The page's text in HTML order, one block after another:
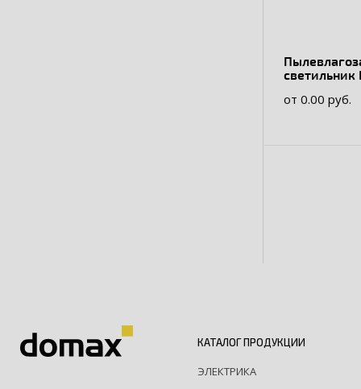
светильник
IP65-LED
от 0.00 руб.
КАТАЛОГ ПРОДУКЦИИ
ЭЛЕКТРИКА